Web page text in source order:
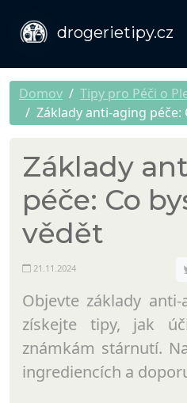
drogerietipy.cz
Domov
Tipy pro Péči o
Základy anti-aging péče:
Základy
péče: Co
vědět
21.11.2024
Objevte základy
získejte tipy, jak
známkám stárnutí.
ingrediencích a